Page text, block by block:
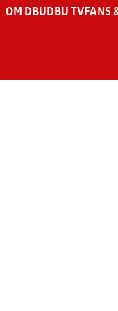
OM DBU DBU TV FANS